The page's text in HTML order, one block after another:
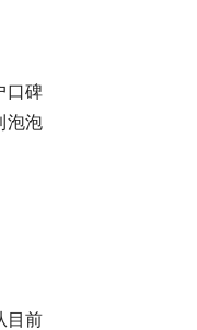
口碑
泡泡
目前